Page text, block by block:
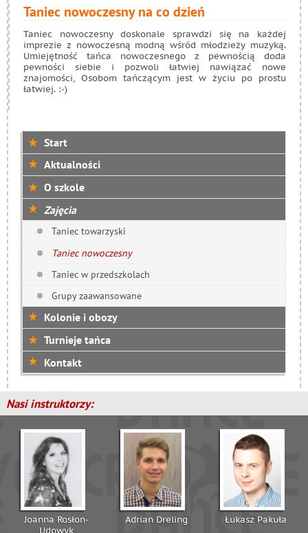
Taniec nowoczesny na co dzień
Taniec nowoczesny doskonale sprawdzi się na każdej
imprezie z nowoczesną modną wśród młodzieży muzyką.
Umiejętność tańca nowoczesnego z pewnością doda
pewności siebie i pozwoli łatwiej nawiązać nowe
znajomości, Osobom tańczącym jest w życiu po prostu
łatwiej. :-)
Start
Aktualności
O szkole
Zajęcia
Taniec towarzyski
Taniec nowoczesny
Taniec w przedszkolach
Grupy zaawansowane
Kolonie i obozy
Turnieje tańca
Kontakt
Nasi instruktorzy:
Joanna Rosłon-
Udowyk
Adrian Dreling Łukasz Pakuła